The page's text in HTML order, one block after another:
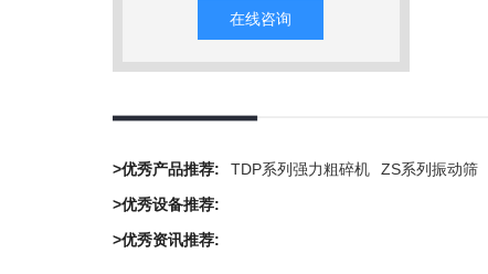
在线咨询
>优秀产品推荐: TDP系列强力粗碎机 ZS系列振动筛
>优秀设备推荐:
>优秀资讯推荐: